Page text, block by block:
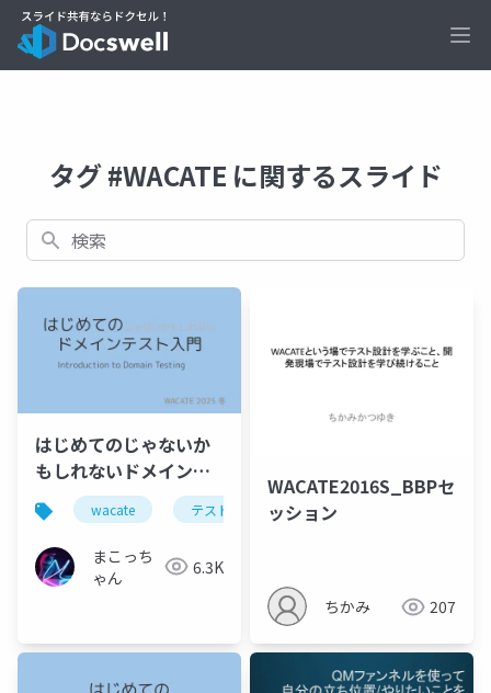
タグ #WACATE に関するスライド
検索
はじめてのじゃないか
もしれないドメインテ
スト入門wacate テスト ドメインテスト
まこっち
ゃん
6.3K
WACATE2016S_BBPセ
ッション
ちかみ 207